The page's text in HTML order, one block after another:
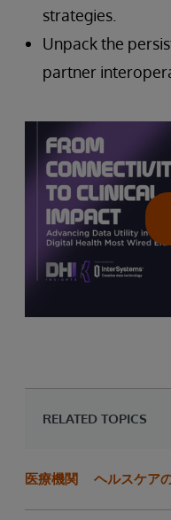
strategies.
Unpack the
partner
RELATED TOPICS
医療機関 ヘルスケア